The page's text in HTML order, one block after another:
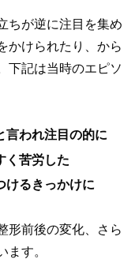
ちが逆に注目を集め
かけられたり、から
下記は当時のエピソ
言われ注目の的に
く苦労した
けるきっかけに
形前後の変化、さら
ます。